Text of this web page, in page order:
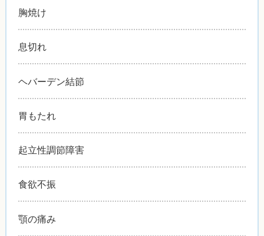
胸焼け
息切れ
ヘバーデン結節
胃もたれ
起立性調節障害
食欲不振
顎の痛み